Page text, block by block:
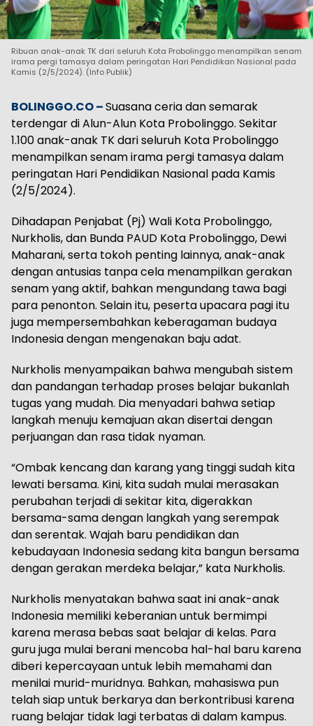
Ribuan anak-anak TK dari seluruh Kota Probolinggo menampilkan senam
irama pergi tamasya dalam peringatan Hari Pendidikan Nasional pada
Kamis (2/5/2024). (Info Publik)
BOLINGGO.CO –Suasana ceria dan semarak
terdengar di Alun-Alun Kota Probolinggo. Sekitar
1.100 anak-anak TK dari seluruh Kota Probolinggo
menampilkan senam irama pergi tamasya dalam
peringatan Hari Pendidikan Nasional pada Kamis
(2/5/2024).
Dihadapan Penjabat (Pj) Wali Kota Probolinggo,
Nurkholis, dan Bunda PAUD Kota Probolinggo, Dewi
Maharani, serta tokoh penting lainnya, anak-anak
dengan antusias tanpa cela menampilkan gerakan
senam yang aktif, bahkan mengundang tawa bagi
para penonton. Selain itu, peserta upacara pagi itu
juga mempersembahkan keberagaman budaya
Indonesia dengan mengenakan baju adat.
Nurkholis menyampaikan bahwa mengubah sistem
dan pandangan terhadap proses belajar bukanlah
tugas yang mudah. Dia menyadari bahwa setiap
langkah menuju kemajuan akan disertai dengan
perjuangan dan rasa tidak nyaman.
“Ombak kencang dan karang yang tinggi sudah kita
lewati bersama. Kini, kita sudah mulai merasakan
perubahan terjadi di sekitar kita, digerakkan
bersama-sama dengan langkah yang serempak
dan serentak. Wajah baru pendidikan dan
kebudayaan Indonesia sedang kita bangun bersama
dengan gerakan merdeka belajar,” kata Nurkholis.
Nurkholis menyatakan bahwa saat ini anak-anak
Indonesia memiliki keberanian untuk bermimpi
karena merasa bebas saat belajar di kelas. Para
guru juga mulai berani mencoba hal-hal baru karena
diberi kepercayaan untuk lebih memahami dan
menilai murid-muridnya. Bahkan, mahasiswa pun
telah siap untuk berkarya dan berkontribusi karena
ruang belajar tidak lagi terbatas di dalam kampus.